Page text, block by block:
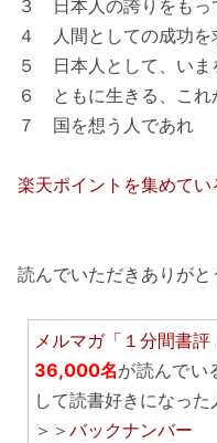
３ 日本人の誇りをもっ
４ 人間としての成功を
５ 日本人として、いま
６ ともに生きる、これ
７ 国を想う人であれ
楽天ポイントを集めてい
読んでいただきありが
メルマガ「１分間書評
36,000名が読んでい
して読書好きになった
＞＞ バックナンバー